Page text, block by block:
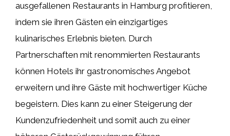
ausgefallenen Restaurants in Hamburg profitieren,
indem sie ihren Gästen ein einzigartiges
kulinarisches Erlebnis bieten. Durch
Partnerschaften mit renommierten Restaurants
können Hotels ihr gastronomisches Angebot
erweitern und ihre Gäste mit hochwertiger Küche
begeistern. Dies kann zu einer Steigerung der
Kundenzufriedenheit und somit auch zu einer